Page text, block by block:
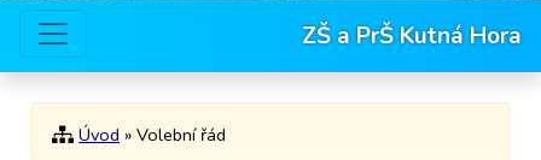
ZŠ a PrŠ Kutná Hora
Úvod » Volební řád